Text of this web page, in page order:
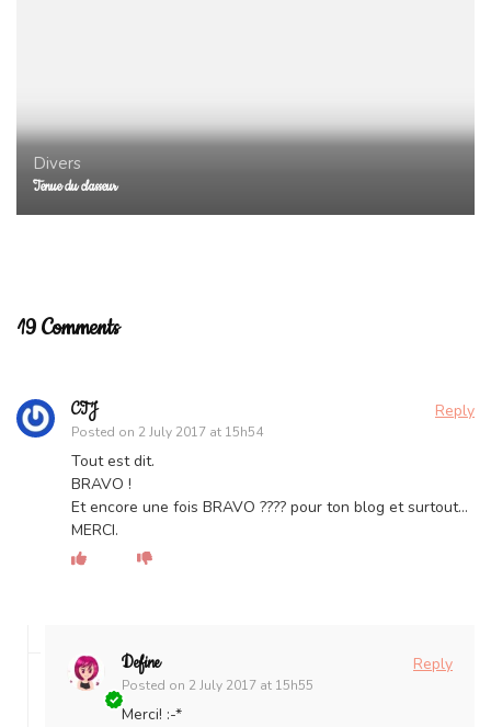
Divers
Tenue du classeur
19 Comments
CTJ
Posted on 2 July 2017 at 15h54
Reply
Tout est dit.
BRAVO !
Et encore une fois BRAVO ???? pour ton blog et surtout…
MERCI.
Define
Posted on 2 July 2017 at 15h55
Reply
Merci! :-*